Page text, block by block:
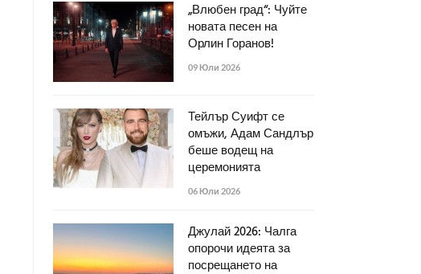
„Влюбен град“: Чуйте
новата песен на
Орлин Горанов!
09 Юли 2026
Тейлър Суифт се
омъжи, Адам Сандлър
беше водещ на
церемонията
06 Юли 2026
Джулай 2026: Чалга
опорочи идеята за
посрещането на